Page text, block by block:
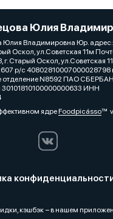
Юлия
Юлия Владимировна Юр. адрес:
Оскол, ул.Советская 11м
г. Старый Оскол, ул.Советская
р/с 40802810007000028798
отделение N8592 ПАО
30101810100000000633 ИНН
ядреFoodpicásso
кэшбэк − в нашем